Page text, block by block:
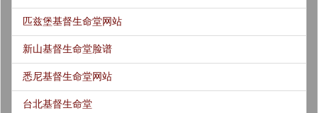
匹兹堡基督生命堂网站
新山基督生命堂脸谱
悉尼基督生命堂网站
台北基督生命堂